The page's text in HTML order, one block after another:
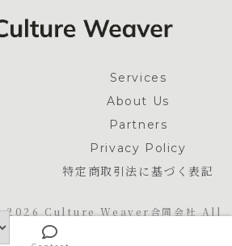
ル...
Services
About Us
Partners
Privacy Policy
特定商取引法に基づく表記
Culture Weaver合同会社 All
Reserved.